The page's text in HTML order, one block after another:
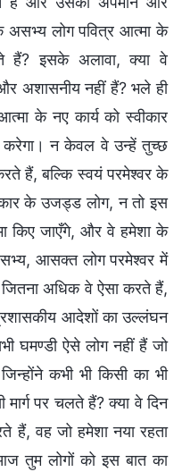
असभ्य लोग पवित्र आत्मा के
हैं? इसके अलावा, क्या वे
अशासनीय नहीं हैं? भले ही
के नए कार्य को स्वीकार
करेगा। न केवल वे उन्हें तुच्छ
हैं, बल्कि स्वयं परमेश्वर के
के उजड्ड लोग, न तो इस
किए जाएँगे, और वे हमेशा के
आसक्त लोग परमेश्वर में
अधिक वे ऐसा करते हैं,
आदेशों का उल्लंघन
घमण्डी ऐसे लोग नहीं हैं जो
कभी भी किसी का भी
मार्ग पर चलते हैं? क्या वे दिन
हैं, वह जो हमेशा नया रहता
तुम लोगों को इस बात का